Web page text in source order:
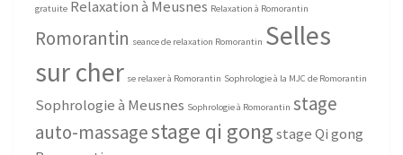
gratuite Relaxation à Meusnes Relaxation à Romorantin
Romorantin seance de relaxation Romorantin Selles
sur cher se relaxer à Romorantin Sophrologie à la MJC de Romorantin
Sophrologie à Meusnes Sophrologie à Romorantin stage
auto-massagestage qi gongstage Qi gong